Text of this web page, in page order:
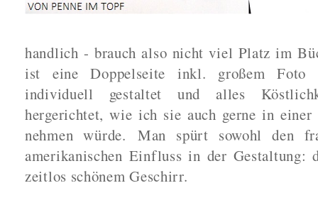
handlich - brauch also nicht viel Platz im
ist eine Doppelseite inkl. großem Foto
individuell gestaltet und alles
hergerichtet, wie ich sie auch gerne in
nehmen würde. Man spürt sowohl den
amerikanischen Einfluss in der Gestaltung:
zeitlos schönem Geschirr.